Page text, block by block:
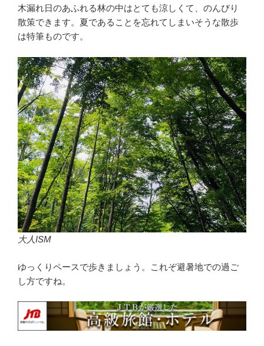
木漏れ日のあふれる林の中はとても涼しくて、のんびり
散策できます。夏であることを忘れてしまいそうな散歩
は特筆ものです。
大人ISM
ゆっくりペースで歩きましょう。これぞ避暑地での過ご
し方ですね。